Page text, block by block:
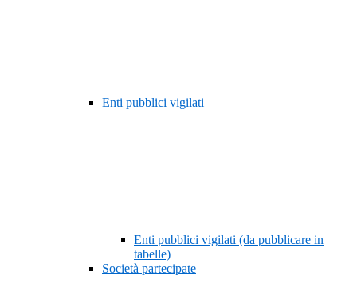
Enti pubblici vigilati
Enti pubblici vigilati (da pubblicare in
tabelle)
Società partecipate